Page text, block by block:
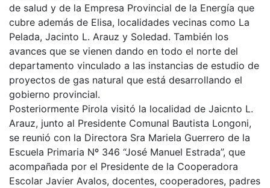
de salud y de la Empresa Provincial de la Energía que
cubre además de Elisa, localidades vecinas como La
Pelada, Jacinto L. Arauz y Soledad. También los
avances que se vienen dando en todo el norte del
departamento vinculado a las instancias de estudio de
proyectos de gas natural que está desarrollando el
gobierno provincial.
Posteriormente Pirola visitó la localidad de Jaicnto L.
Arauz, junto al Presidente Comunal Bautista Longoni,
se reunió con la Directora Sra Mariela Guerrero de la
Escuela Primaria Nº 346 “José Manuel Estrada”, que
acompañada por el Presidente de la Cooperadora
Escolar Javier Avalos, docentes, cooperadores, padres